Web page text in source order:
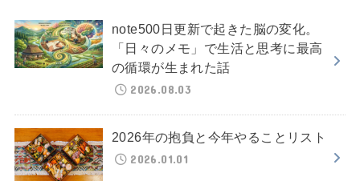
note500日更新で起きた脳の変化。
「日々のメモ」で生活と思考に最高
の循環が生まれた話
2026.08.03
2026年の抱負と今年やることリスト
2026.01.01